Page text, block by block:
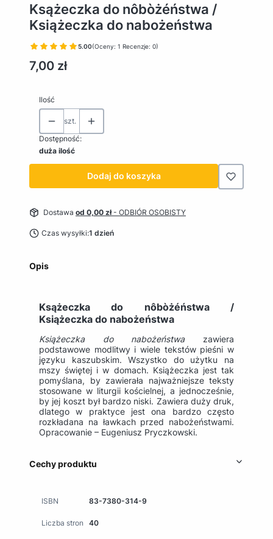
Ksążeczka do nôbòżéństwa /
Książeczka do nabożeństwa
5.00(Oceny: 1 Recenzje: 0)
Cena
7,00 zł
Ilość
szt.
Dostępność:
duża ilość
Dodaj do koszyka
Dostawa od 0,00 zł- ODBIÓR OSOBISTY
Czas wysyłki:1 dzień
Opis
Ksążeczka do nôbòżéństwa /
Książeczka do nabożeństwa
Książeczka do nabożeństwazawiera
podstawowe modlitwy i wiele tekstów pieśni w
języku kaszubskim. Wszystko do użytku na
mszy świętej i w domach. Książeczka jest tak
pomyślana, by zawierała najważniejsze teksty
stosowane w liturgii kościelnej, a jednocześnie,
by jej koszt był bardzo niski. Zawiera duży druk,
dlatego w praktyce jest ona bardzo często
rozkładana na ławkach przed nabożeństwami.
Opracowanie – Eugeniusz Pryczkowski.
Cechy produktu
ISBN 83-7380-314-9
Liczba stron 40